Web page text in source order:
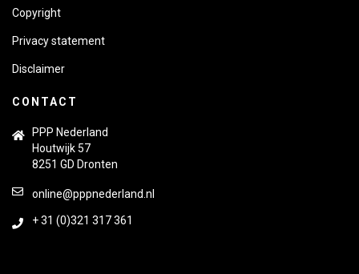
Copyright
Privacy statement
Disclaimer
CONTACT
PPP Nederland
Houtwijk 57
8251 GD Dronten
online@pppnederland.nl
+ 31 (0)321 317 361